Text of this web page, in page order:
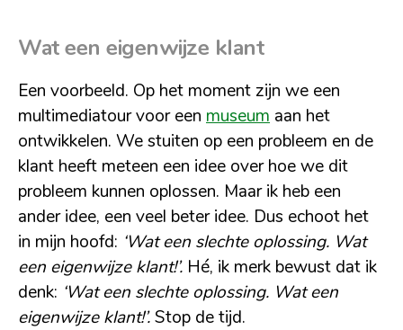
Wat een eigenwijze klant
Een voorbeeld. Op het moment zijn we een
multimediatour voor een museum aan het
ontwikkelen. We stuiten op een probleem en de
klant heeft meteen een idee over hoe we dit
probleem kunnen oplossen. Maar ik heb een
ander idee, een veel beter idee. Dus echoot het
in mijn hoofd: ‘Wat een slechte oplossing. Wat
een eigenwijze klant!’. Hé, ik merk bewust dat ik
denk: ‘Wat een slechte oplossing. Wat een
eigenwijze klant!’.Stop de tijd.